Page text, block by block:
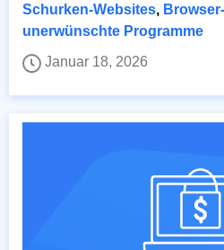
Schurken-Websites,
unerwünschte Programme
Januar 18, 2026